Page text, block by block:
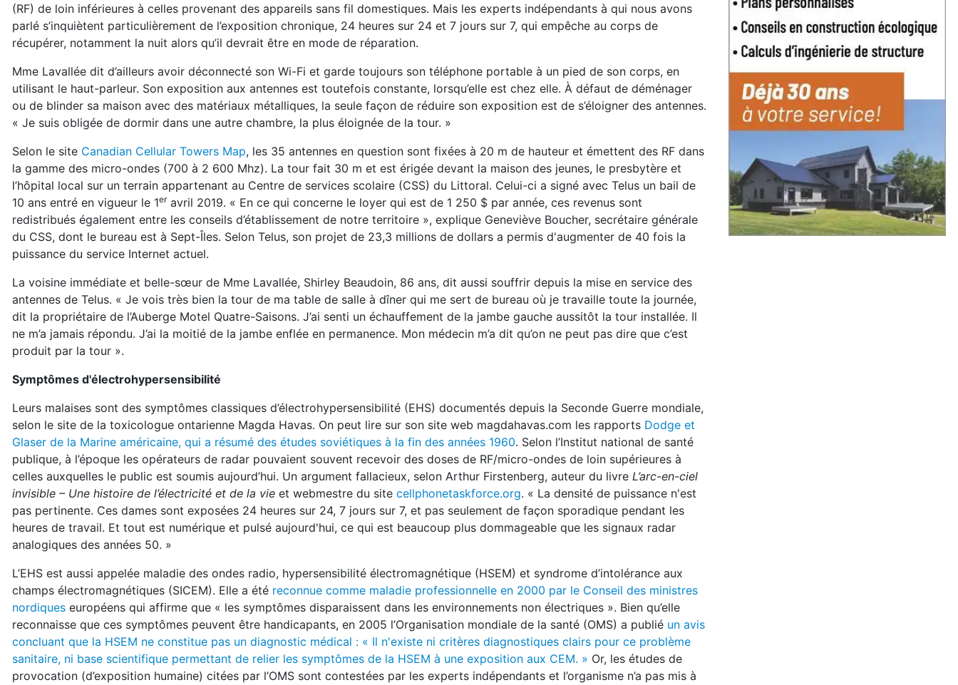
(RF) de loin inférieures à celles provenant des appareils sans fil domestiques. Mais les experts indépendants à qui nous avons
parlé s’inquiètent particulièrement de l’exposition chronique, 24 heures sur 24 et 7 jours sur 7, qui empêche au corps de
récupérer, notamment la nuit alors qu’il devrait être en mode de réparation.
Mme Lavallée dit d’ailleurs avoir déconnecté son Wi-Fi et garde toujours son téléphone portable à un pied de son corps, en
utilisant le haut-parleur. Son exposition aux antennes est toutefois constante, lorsqu’elle est chez elle. À défaut de déménager
ou de blinder sa maison avec des matériaux métalliques, la seule façon de réduire son exposition est de s’éloigner des antennes.
« Je suis obligée de dormir dans une autre chambre, la plus éloignée de la tour. »
Selon le site Canadian Cellular Towers Map, les 35 antennes en question sont fixées à 20 m de hauteur et émettent des RF dans
la gamme des micro-ondes (700 à 2 600 Mhz). La tour fait 30 m et est érigée devant la maison des jeunes, le presbytère et
l’hôpital local sur un terrain appartenant au Centre de services scolaire (CSS) du Littoral. Celui-ci a signé avec Telus un bail de
10 ans entré en vigueur le 1eravril 2019. « En ce qui concerne le loyer qui est de 1 250 $ par année, ces revenus sont
redistribués également entre les conseils d’établissement de notre territoire », explique Geneviève Boucher, secrétaire générale
du CSS, dont le bureau est à Sept-Îles. Selon Telus, son projet de 23,3 millions de dollars a permis d'augmenter de 40 fois la
puissance du service Internet actuel.
La voisine immédiate et belle-sœur de Mme Lavallée, Shirley Beaudoin, 86 ans, dit aussi souffrir depuis la mise en service des
antennes de Telus. « Je vois très bien la tour de ma table de salle à dîner qui me sert de bureau où je travaille toute la journée,
dit la propriétaire de l’Auberge Motel Quatre-Saisons. J’ai senti un échauffement de la jambe gauche aussitôt la tour installée. Il
ne m’a jamais répondu. J’ai la moitié de la jambe enflée en permanence. Mon médecin m’a dit qu’on ne peut pas dire que c’est
produit par la tour ».
Symptômes d'électrohypersensibilité
Leurs malaises sont des symptômes classiques d’électrohypersensibilité (EHS) documentés depuis la Seconde Guerre mondiale,
selon le site de la toxicologue ontarienne Magda Havas. On peut lire sur son site web magdahavas.com les rapports Dodge et
Glaser de la Marine américaine, qui a résumé des études soviétiques à la fin des années 1960. Selon l’Institut national de santé
publique, à l’époque les opérateurs de radar pouvaient souvent recevoir des doses de RF/micro-ondes de loin supérieures à
celles auxquelles le public est soumis aujourd’hui. Un argument fallacieux, selon Arthur Firstenberg, auteur du livre L’arc-en-ciel
invisible – Une histoire de l’électricité et de la vie et webmestre du site cellphonetaskforce.org. « La densité de puissance n'est
pas pertinente. Ces dames sont exposées 24 heures sur 24, 7 jours sur 7, et pas seulement de façon sporadique pendant les
heures de travail. Et tout est numérique et pulsé aujourd'hui, ce qui est beaucoup plus dommageable que les signaux radar
analogiques des années 50. »
L’EHS est aussi appelée maladie des ondes radio, hypersensibilité électromagnétique (HSEM) et syndrome d’intolérance aux
champs électromagnétiques (SICEM). Elle a été reconnue comme maladie professionnelle en 2000 par le Conseil des ministres
nordiques européens qui affirme que « les symptômes disparaissent dans les environnements non électriques ». Bien qu’elle
reconnaisse que ces symptômes peuvent être handicapants, en 2005 l’Organisation mondiale de la santé (OMS) a publié un avis
concluant que la HSEM ne constitue pas un diagnostic médical : « Il n'existe ni critères diagnostiques clairs pour ce problème
sanitaire, ni base scientifique permettant de relier les symptômes de la HSEM à une exposition aux CEM. » Or, les études de
provocation (d’exposition humaine) citées par l’OMS sont contestées par les experts indépendants et l’organisme n’a pas mis à